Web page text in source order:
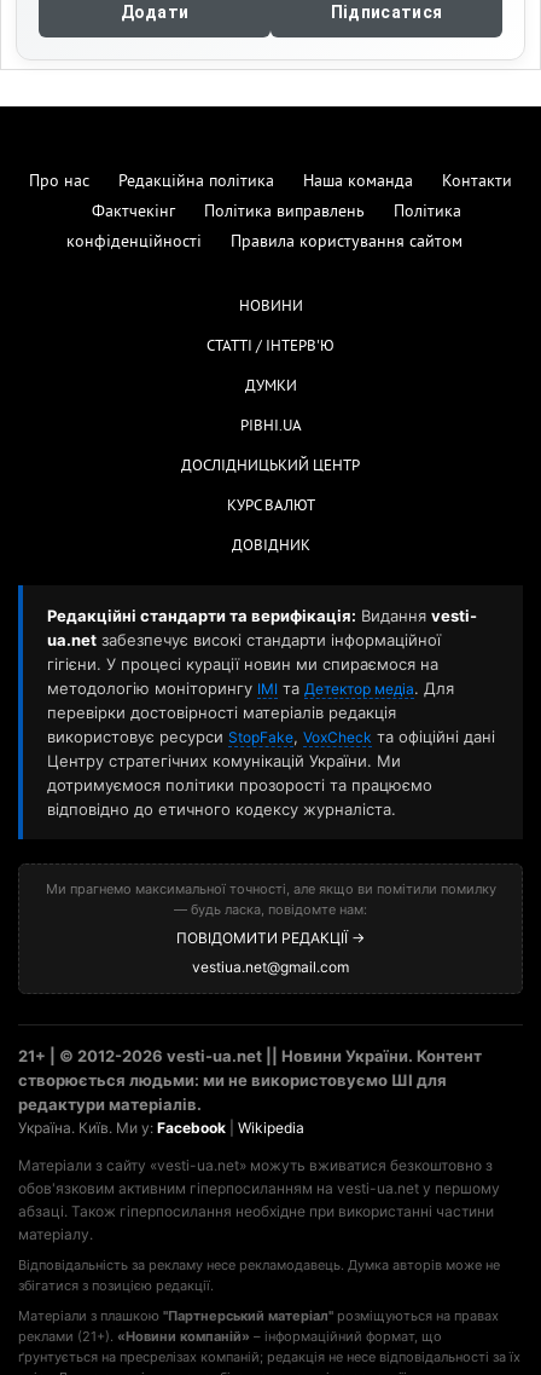
Додати Підписатися
Про нас Редакційна політика Наша команда
Контакти
Фактчекінг
Політика виправлень
Політика
конфіденційності
Правила користування сайтом
НОВИНИ
СТАТТІ / ІНТЕРВ'Ю
ДУМКИ
РІВНІ.UA
ДОСЛІДНИЦЬКИЙ ЦЕНТР
КУРС ВАЛЮТ
ДОВІДНИК
Редакційні стандарти та верифікація: Видання vesti-
ua.net забезпечує високі стандарти інформаційної
гігієни. У процесі курації новин ми спираємося на
методологію моніторингу ІМІ та Детектор медіа. Для
перевірки достовірності матеріалів редакція
використовує ресурси StopFake, VoxCheck та офіційні дані
Центру стратегічних комунікацій України. Ми
дотримуємося політики прозорості та працюємо
відповідно до етичного кодексу журналіста.
Ми прагнемо максимальної точності, але якщо ви помітили помилку
— будь ласка, повідомте нам:
ПОВІДОМИТИ РЕДАКЦІЇ →
vestiua.net@gmail.com
21+ | © 2012-2026 vesti-ua.net || Новини України. Контент
створюється людьми: ми не використовуємо ШІ для
редактури матеріалів.
Україна. Київ. Ми у: Facebook Wikipedia
Матеріали з сайту «vesti-ua.net» можуть вживатися безкоштовно з
обов'язковим активним гіперпосиланням на vesti-ua.net у першому
абзаці. Також гіперпосилання необхідне при використанні частини
матеріалу.
Відповідальність за рекламу несе рекламодавець. Думка авторів може не
збігатися з позицією редакції.
Матеріали з плашкою "Партнерський матеріал" розміщуються на правах
реклами (21+). «Новини компаній» – інформаційний формат, що
ґрунтується на пресрелізах компаній; редакція не несе відповідальності за їх